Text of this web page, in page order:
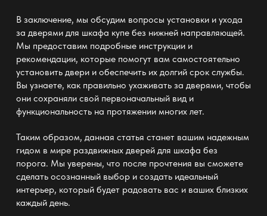
В заключение, мы обсудим вопросы установки и ухода
за дверями для шкафа купе без нижней направляющей.
Мы предоставим подробные инструкции и
рекомендации, которые помогут вам самостоятельно
установить двери и обеспечить их долгий срок службы.
Вы узнаете, как правильно ухаживать за дверями, чтобы
они сохраняли свой первоначальный вид и
функциональность на протяжении многих лет.
Таким образом, данная статья станет вашим надежным
гидом в мире раздвижных дверей для шкафа без
порога. Мы уверены, что после прочтения вы сможете
сделать осознанный выбор и создать идеальный
интерьер, который будет радовать вас и ваших близких
каждый день.